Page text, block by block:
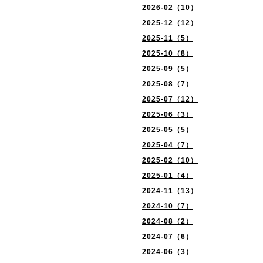
2026-02（10）
2025-12（12）
2025-11（5）
2025-10（8）
2025-09（5）
2025-08（7）
2025-07（12）
2025-06（3）
2025-05（5）
2025-04（7）
2025-02（10）
2025-01（4）
2024-11（13）
2024-10（7）
2024-08（2）
2024-07（6）
2024-06（3）